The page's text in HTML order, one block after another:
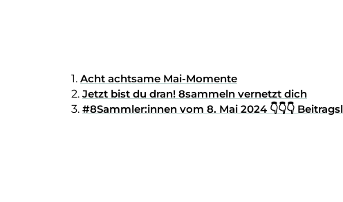
Acht achtsame Mai-Momente
Jetzt bist du dran! 8sammeln vernetzt dich
#8Sammler:innen vom 8. Mai 2024 👇👇👇